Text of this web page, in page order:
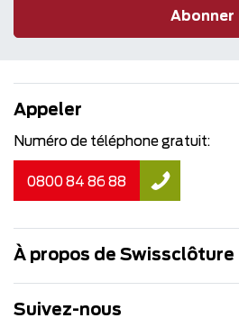
Abonner
Appeler
Numéro de téléphone gratuit:
0800 84 86 88
À propos de Swissclôture
Suivez-nous